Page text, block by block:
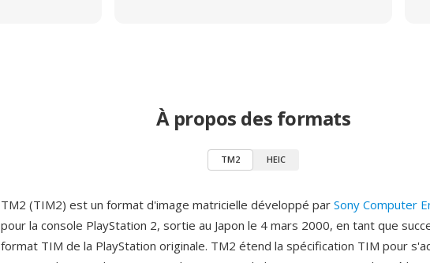
À propos des formats
TM2 HEIC
TM2 (TIM2) est un format d'image matricielle développé par Sony Computer
pour la console PlayStation 2, sortie au Japon le 4 mars 2000, en tant que
format TIM de la PlayStation originale. TM2 étend la spécification TIM pour